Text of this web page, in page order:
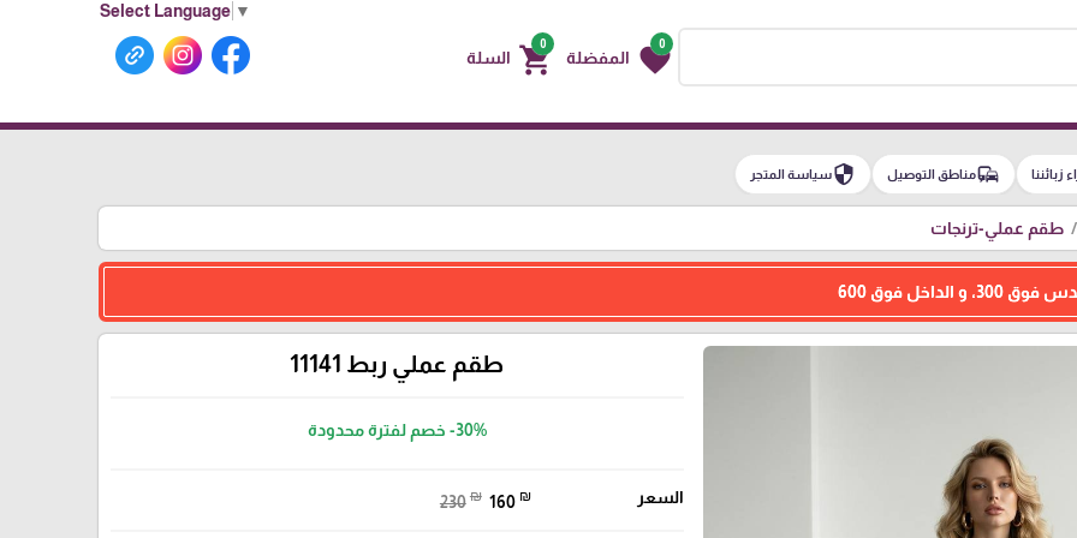
Select Language ▼
0
favorite المفضلة
0
shopping_cart السلة
زبائننا commuteمناطق التوصيل securityسياسة المتجر
طقم عملي-ترنجات
فوق 600
طقم عملي ربط 11141
-30% خصم لفترة محدودة
السعر 230 ₪ 160 ₪